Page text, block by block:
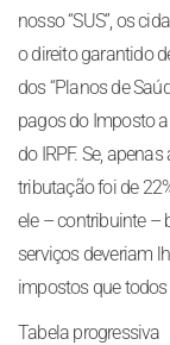
nosso “SUS”, os
o direito garantido
dos “Planos de
pagos do Imposto
do IRPF. Se,
tributação foi de
ele – contribuinte –
serviços deveriam
impostos que
Tabela progressiva